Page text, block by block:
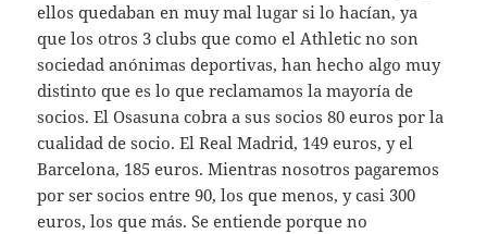
ellos quedaban en muy mal lugar si lo hacían, ya
que los otros 3 clubs que como el Athletic no son
sociedad anónimas deportivas, han hecho algo muy
distinto que es lo que reclamamos la mayoría de
socios. El Osasuna cobra a sus socios 80 euros por la
cualidad de socio. El Real Madrid, 149 euros, y el
Barcelona, 185 euros. Mientras nosotros pagaremos
por ser socios entre 90, los que menos, y casi 300
euros, los que más. Se entiende porque no